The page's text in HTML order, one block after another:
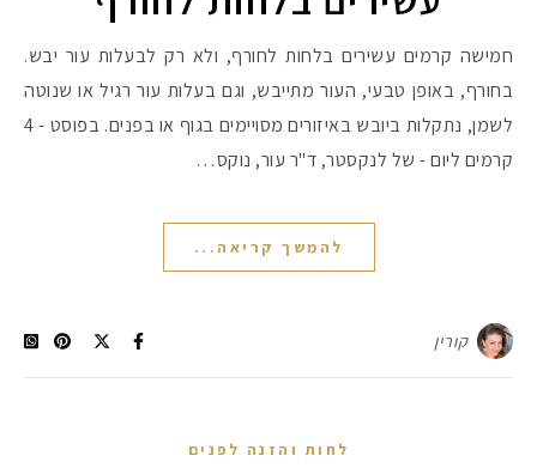
חמישה קרמים עשירים בלחות לחורף, ולא רק לבעלות עור יבש.
בחורף, באופן טבעי, העור מתייבש, וגם בעלות עור רגיל או שנוטה
לשמן, נתקלות ביובש באיזורים מסויימים בגוף או בפנים. בפוסט - 4
קרמים ליום - של לנקסטר, ד"ר עור, נוקס…
להמשך קריאה...
קורין
לחות והזנה לפנים